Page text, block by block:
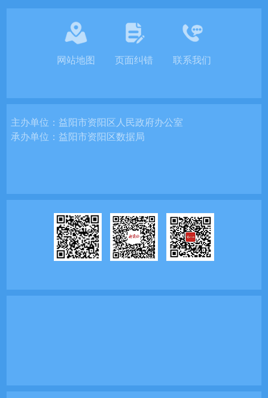
网站地图 页面纠错 联系我们
主办单位：益阳市资阳区人民政府办公室
承办单位：益阳市资阳区数据局